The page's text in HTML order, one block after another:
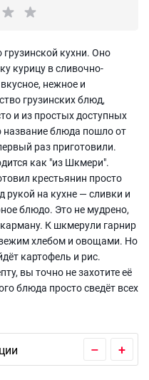
кухни. Оно
курицу в сливочно-
нежное и
грузинских блюд,
и из простых доступных
название блюда пошло от
раз приготовили.
как "из Шкмери".
крестьянин просто
рукой на кухне — сливки и
блюдо. Это не мудрено,
К шкмерули гарнир
хлебом и овощами. Но
картофель и рис.
вы точно не захотите её
блюда просто сведёт всех
– +